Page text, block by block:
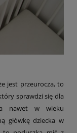
jest przeurocza, to
sprawdzi się dla
nawet w wieku
główkę dziecka w